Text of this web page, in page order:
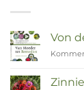
Von
Zinnie